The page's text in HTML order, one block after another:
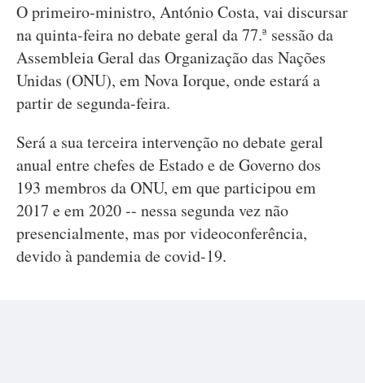
O primeiro-ministro, António Costa, vai discursar
na quinta-feira no debate geral da 77.ª sessão da
Assembleia Geral das Organização das Nações
Unidas (ONU), em Nova Iorque, onde estará a
partir de segunda-feira.
Será a sua terceira intervenção no debate geral
anual entre chefes de Estado e de Governo dos
193 membros da ONU, em que participou em
2017 e em 2020 -- nessa segunda vez não
presencialmente, mas por videoconferência,
devido à pandemia de covid-19.